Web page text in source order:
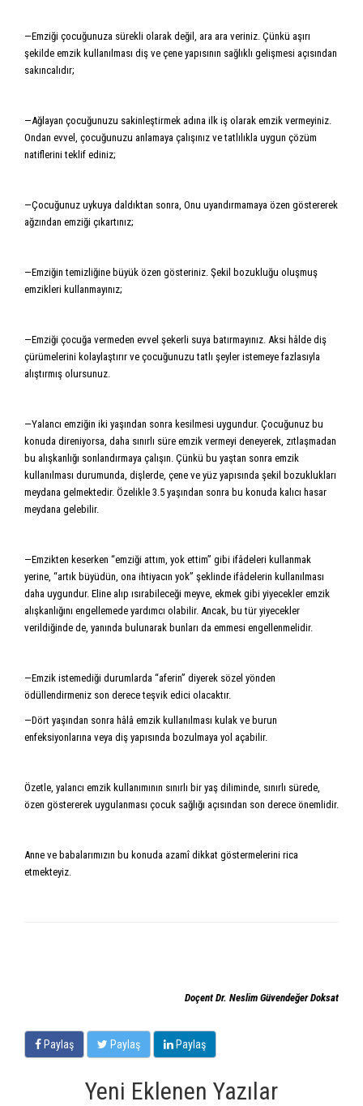
—Emziği çocuğunuza sürekli olarak değil, ara ara veriniz. Çünkü aşırı
şekilde emzik kullanılması diş ve çene yapısının sağlıklı gelişmesi açısından
sakıncalıdır;
—Ağlayan çocuğunuzu sakinleştirmek adına ilk iş olarak emzik vermeyiniz.
Ondan evvel, çocuğunuzu anlamaya çalışınız ve tatlılıkla uygun çözüm
natiflerini teklif ediniz;
—Çocuğunuz uykuya daldıktan sonra, Onu uyandırmamaya özen göstererek
ağzından emziği çıkartınız;
—Emziğin temizliğine büyük özen gösteriniz. Şekil bozukluğu oluşmuş
emzikleri kullanmayınız;
—Emziği çocuğa vermeden evvel şekerli suya batırmayınız. Aksi hâlde diş
çürümelerini kolaylaştırır ve çocuğunuzu tatlı şeyler istemeye fazlasıyla
alıştırmış olursunuz.
—Yalancı emziğin iki yaşından sonra kesilmesi uygundur. Çocuğunuz bu
konuda direniyorsa, daha sınırlı süre emzik vermeyi deneyerek, zıtlaşmadan
bu alışkanlığı sonlandırmaya çalışın. Çünkü bu yaştan sonra emzik
kullanılması durumunda, dişlerde, çene ve yüz yapısında şekil bozuklukları
meydana gelmektedir. Özelikle 3.5 yaşından sonra bu konuda kalıcı hasar
meydana gelebilir.
—Emzikten keserken “emziği attım, yok ettim” gibi ifâdeleri kullanmak
yerine, “artık büyüdün, ona ihtiyacın yok” şeklinde ifâdelerin kullanılması
daha uygundur. Eline alıp ısırabileceği meyve, ekmek gibi yiyecekler emzik
alışkanlığını engellemede yardımcı olabilir. Ancak, bu tür yiyecekler
verildiğinde de, yanında bulunarak bunları da emmesi engellenmelidir.
—Emzik istemediği durumlarda “aferin” diyerek sözel yönden
ödüllendirmeniz son derece teşvik edici olacaktır.
—Dört yaşından sonra hâlâ emzik kullanılması kulak ve burun
enfeksiyonlarına veya diş yapısında bozulmaya yol açabilir.
Özetle, yalancı emzik kullanımının sınırlı bir yaş diliminde, sınırlı sürede,
özen göstererek uygulanması çocuk sağlığı açısından son derece önemlidir.
Anne ve babalarımızın bu konuda azamî dikkat göstermelerini rica
etmekteyiz.
Doçent Dr. Neslim Güvendeğer Doksat
Paylaş Paylaş Paylaş
Yeni Eklenen Yazılar